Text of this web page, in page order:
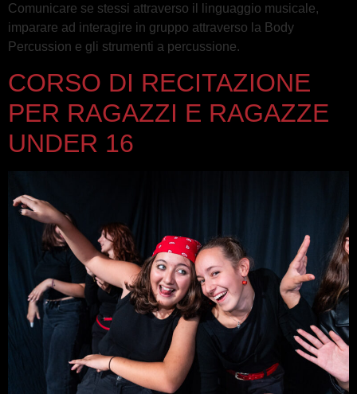
Comunicare se stessi attraverso il linguaggio musicale,
imparare ad interagire in gruppo attraverso la Body
Percussion e gli strumenti a percussione.
CORSO DI RECITAZIONE
PER RAGAZZI E RAGAZZE
UNDER 16